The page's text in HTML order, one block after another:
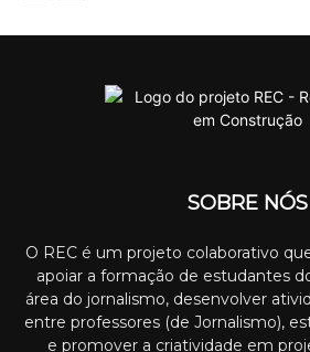
SOBRE NÓS
O REC é um projeto colaborativo
apoiar a formação de estudantes
área do jornalismo, desenvolver
entre professores (de Jornalismo),
e promover a criatividade em